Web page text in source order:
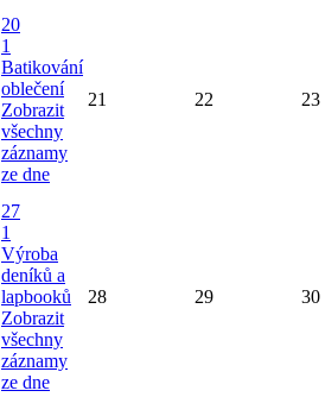
20
1
Batikování
oblečení
Zobrazit
všechny
záznamy
ze dne
21 22 23
27
1
Výroba
deníků a
lapbooků
Zobrazit
všechny
záznamy
ze dne
28 29 30